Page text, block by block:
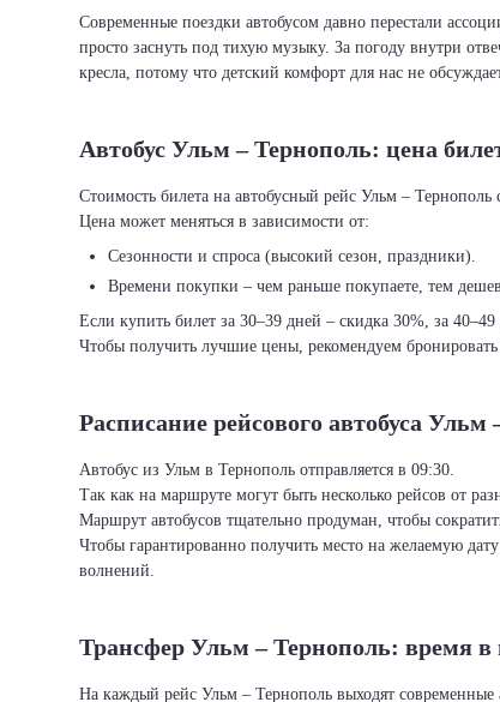
Современные поездки автобусом давно перестали
просто заснуть под тихую музыку. За погоду внутри
кресла, потому что детский комфорт для нас не
Автобус Ульм – Тернополь: цена
Стоимость билета на автобусный рейс Ульм – Тернополь
Цена может меняться в зависимости от:
Сезонности и спроса (высокий сезон, праздники).
Времени покупки – чем раньше покупаете, тем
Если купить билет за 30–39 дней – скидка 30%, за
Чтобы получить лучшие цены, рекомендуем
Расписание рейсового автобуса Ульм
Автобус из Ульм в Тернополь отправляется в 09:30.
Так как на маршруте могут быть несколько рейсов от
Маршрут автобусов тщательно продуман, чтобы
Чтобы гарантированно получить место на желаемую
волнений.
Трансфер Ульм – Тернополь: время в
На каждый рейс Ульм – Тернополь выходят современные